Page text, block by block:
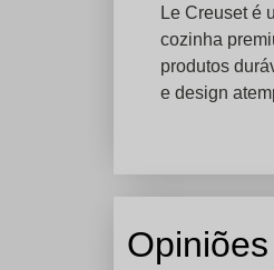
Le Creuset é
cozinha
produtos
e design